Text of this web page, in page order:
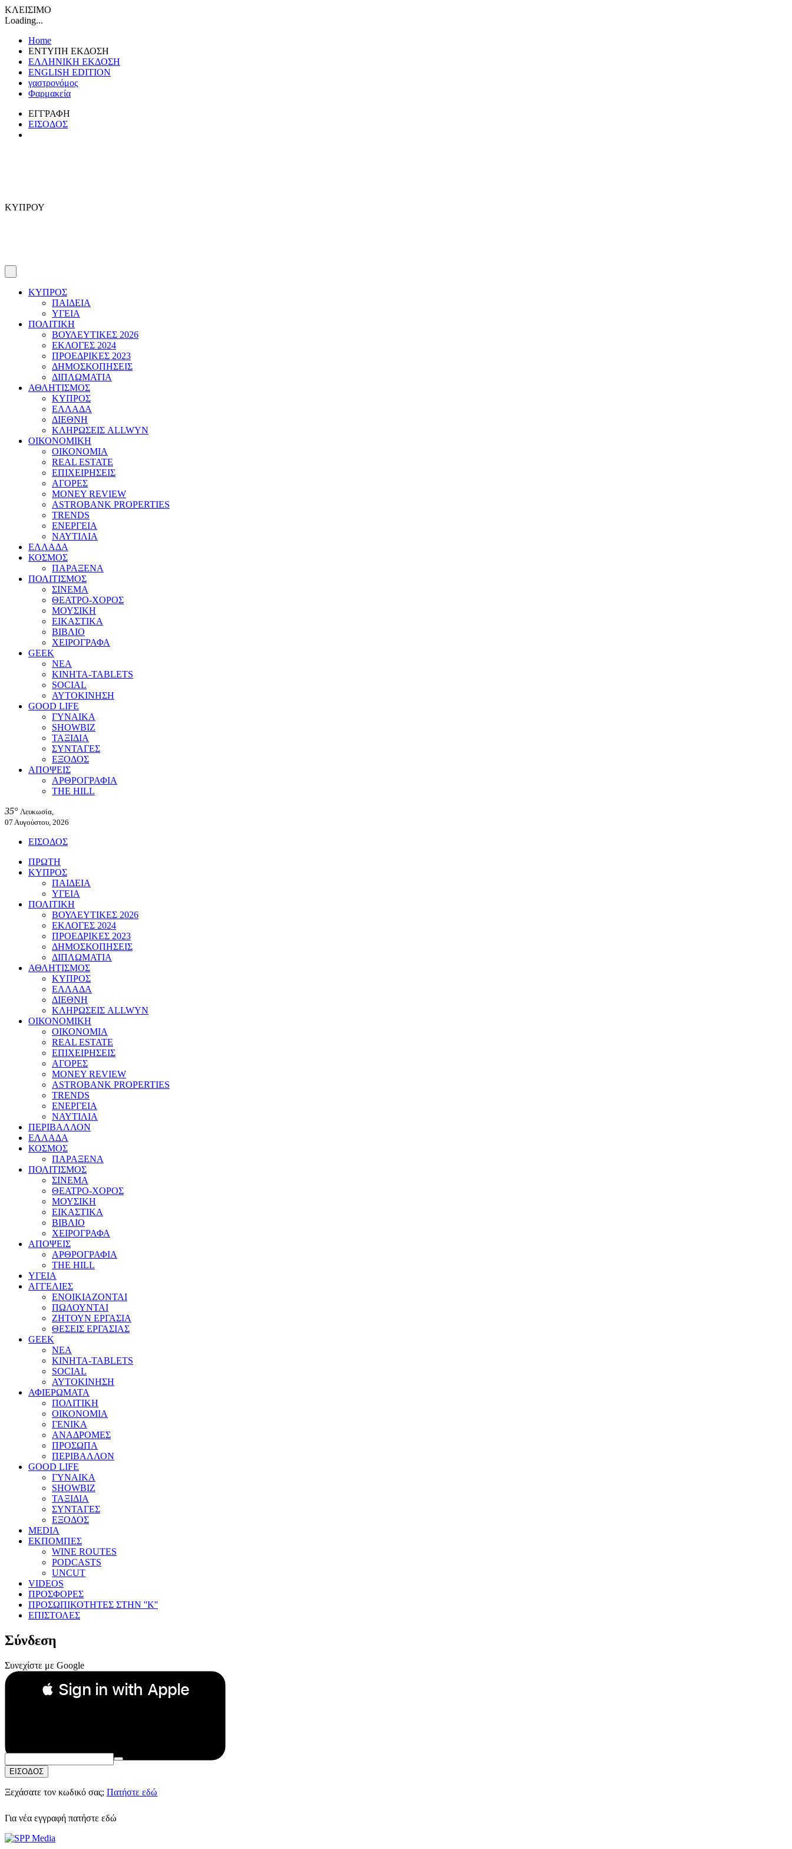
ΚΛΕΙΣΙΜΟ
Loading...
Home
ΕΝΤΥΠΗ ΕΚΔΟΣΗ
ΕΛΛΗΝΙΚΗ ΕΚΔΟΣΗ
ENGLISH EDITION
γαστρονόμος
Φαρμακεία
ΕΓΓΡΑΦΗ
ΕΙΣΟΔΟΣ
ΚΥΠΡΟΥ
ΚΥΠΡΟΣ
ΠΑΙΔΕΙΑ
ΥΓΕΙΑ
ΠΟΛΙΤΙΚΗ
ΒΟΥΛΕΥΤΙΚΕΣ 2026
ΕΚΛΟΓΕΣ 2024
ΠΡΟΕΔΡΙΚΕΣ 2023
ΔΗΜΟΣΚΟΠΗΣΕΙΣ
ΔΙΠΛΩΜΑΤΙΑ
ΑΘΛΗΤΙΣΜΟΣ
ΚΥΠΡΟΣ
ΕΛΛΑΔΑ
ΔΙΕΘΝΗ
ΚΛΗΡΩΣΕΙΣ ALLWYN
ΟΙΚΟΝΟΜΙΚΗ
ΟΙΚΟΝΟΜΙΑ
REAL ESTATE
ΕΠΙΧΕΙΡΗΣΕΙΣ
ΑΓΟΡΕΣ
MONEY REVIEW
ASTROBANK PROPERTIES
TRENDS
ΕΝΕΡΓΕΙΑ
ΝΑΥΤΙΛΙΑ
ΕΛΛΑΔΑ
ΚΟΣΜΟΣ
ΠΑΡΑΞΕΝΑ
ΠΟΛΙΤΙΣΜΟΣ
ΣΙΝΕΜΑ
ΘΕΑΤΡΟ-ΧΟΡΟΣ
ΜΟΥΣΙΚΗ
ΕΙΚΑΣΤΙΚΑ
ΒΙΒΛΙΟ
ΧΕΙΡΟΓΡΑΦΑ
GEEK
ΝΕΑ
ΚΙΝΗΤΑ-TABLETS
SOCIAL
ΑΥΤΟΚΙΝΗΣΗ
GOOD LIFE
ΓΥΝΑΙΚΑ
SHOWBIZ
ΤΑΞΙΔΙΑ
ΣΥΝΤΑΓΕΣ
ΕΞΟΔΟΣ
ΑΠΟΨΕΙΣ
ΑΡΘΡΟΓΡΑΦΙΑ
THE HILL
35° Λευκωσία,
07 Αυγούστου, 2026
ΕΙΣΟΔΟΣ
ΠΡΩΤΗ
ΚΥΠΡΟΣ
ΠΑΙΔΕΙΑ
ΥΓΕΙΑ
ΠΟΛΙΤΙΚΗ
ΒΟΥΛΕΥΤΙΚΕΣ 2026
ΕΚΛΟΓΕΣ 2024
ΠΡΟΕΔΡΙΚΕΣ 2023
ΔΗΜΟΣΚΟΠΗΣΕΙΣ
ΔΙΠΛΩΜΑΤΙΑ
ΑΘΛΗΤΙΣΜΟΣ
ΚΥΠΡΟΣ
ΕΛΛΑΔΑ
ΔΙΕΘΝΗ
ΚΛΗΡΩΣΕΙΣ ALLWYN
ΟΙΚΟΝΟΜΙΚΗ
ΟΙΚΟΝΟΜΙΑ
REAL ESTATE
ΕΠΙΧΕΙΡΗΣΕΙΣ
ΑΓΟΡΕΣ
MONEY REVIEW
ASTROBANK PROPERTIES
TRENDS
ΕΝΕΡΓΕΙΑ
ΝΑΥΤΙΛΙΑ
ΠΕΡΙΒΑΛΛΟΝ
ΕΛΛΑΔΑ
ΚΟΣΜΟΣ
ΠΑΡΑΞΕΝΑ
ΠΟΛΙΤΙΣΜΟΣ
ΣΙΝΕΜΑ
ΘΕΑΤΡΟ-ΧΟΡΟΣ
ΜΟΥΣΙΚΗ
ΕΙΚΑΣΤΙΚΑ
ΒΙΒΛΙΟ
ΧΕΙΡΟΓΡΑΦΑ
ΑΠΟΨΕΙΣ
ΑΡΘΡΟΓΡΑΦΙΑ
THE HILL
ΥΓΕΙΑ
ΑΓΓΕΛΙΕΣ
ΕΝΟΙΚΙΑΖΟΝΤΑΙ
ΠΩΛΟΥΝΤΑΙ
ΖΗΤΟΥΝ ΕΡΓΑΣΙΑ
ΘΕΣΕΙΣ ΕΡΓΑΣΙΑΣ
GEEK
ΝΕΑ
ΚΙΝΗΤΑ-TABLETS
SOCIAL
ΑΥΤΟΚΙΝΗΣΗ
ΑΦΙΕΡΩΜΑΤΑ
ΠΟΛΙΤΙΚΗ
ΟΙΚΟΝΟΜΙΑ
ΓΕΝΙΚΑ
ΑΝΑΔΡΟΜΕΣ
ΠΡΟΣΩΠΑ
ΠΕΡΙΒΑΛΛΟΝ
GOOD LIFE
ΓΥΝΑΙΚΑ
SHOWBIZ
ΤΑΞΙΔΙΑ
ΣΥΝΤΑΓΕΣ
ΕΞΟΔΟΣ
MEDIA
ΕΚΠΟΜΠΕΣ
WINE ROUTES
PODCASTS
UNCUT
VIDEOS
ΠΡΟΣΦΟΡΕΣ
ΠΡΟΣΩΠΙΚΟΤΗΤΕΣ ΣΤΗΝ ''Κ''
ΕΠΙΣΤΟΛΕΣ
Σύνδεση
Συνεχίστε με Google
 Sign in with Apple
Συνεχίστε με Apple
ή
Email:
Κωδικός Πρόσβασης:
ΕΙΣΟΔΟΣ
Ξεχάσατε τον κωδικό σας; Πατήστε εδώ
Για νέα εγγραφή πατήστε εδώ